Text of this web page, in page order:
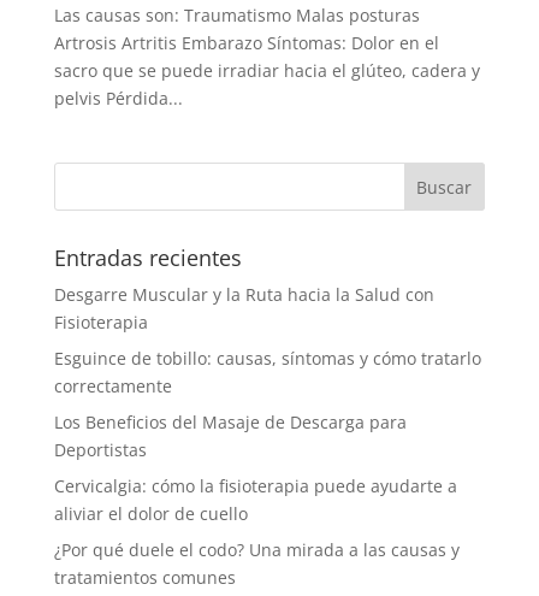
Las causas son: Traumatismo Malas posturas
Artrosis Artritis Embarazo Síntomas: Dolor en el
sacro que se puede irradiar hacia el glúteo, cadera y
pelvis Pérdida...
Entradas recientes
Desgarre Muscular y la Ruta hacia la Salud con
Fisioterapia
Esguince de tobillo: causas, síntomas y cómo tratarlo
correctamente
Los Beneficios del Masaje de Descarga para
Deportistas
Cervicalgia: cómo la fisioterapia puede ayudarte a
aliviar el dolor de cuello
¿Por qué duele el codo? Una mirada a las causas y
tratamientos comunes